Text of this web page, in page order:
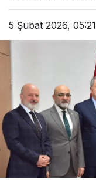
5 Şubat 2026, 05:21